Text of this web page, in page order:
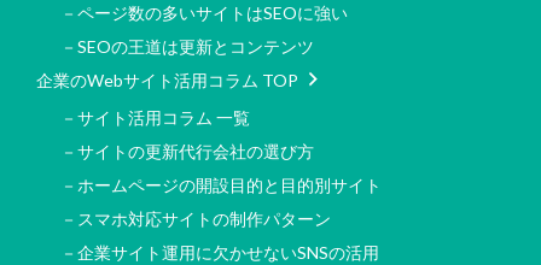
－ページ数の多いサイトはSEOに強い
－SEOの王道は更新とコンテンツ
企業のWebサイト活用コラム TOP
－サイト活用コラム 一覧
－サイトの更新代行会社の選び方
－ホームページの開設目的と目的別サイト
－スマホ対応サイトの制作パターン
－企業サイト運用に欠かせないSNSの活用